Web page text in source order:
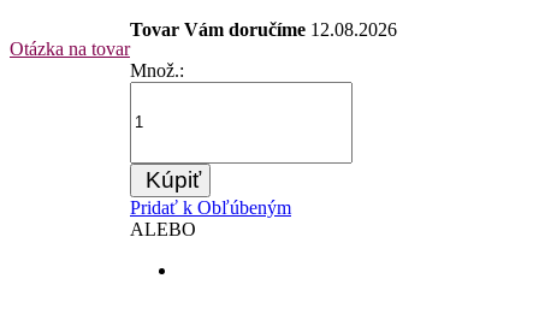
Otázka na tovar
Tovar Vám doručíme 12.08.2026
Množ.:
Kúpiť
Pridať k Obľúbeným
ALEBO